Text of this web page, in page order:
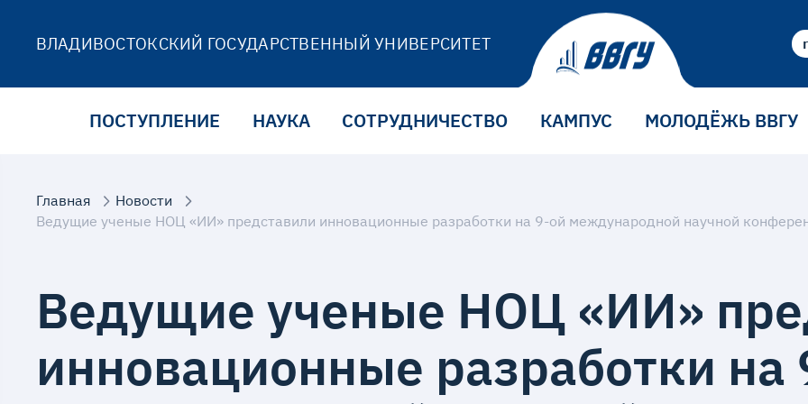
ВЛАДИВОСТОКСКИЙ ГОСУДАРСТВЕННЫЙ УНИВЕРСИТЕТ
ПОСТУПЛЕНИЕ НАУКА СОТРУДНИЧЕСТВО КАМПУС МОЛОДЁЖЬ ВВГУ
Главная
Новости
Ведущие ученые НОЦ «ИИ»
инновационные разработки на